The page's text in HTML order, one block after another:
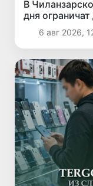
В
дня
кольцевой
6 авг 2026,